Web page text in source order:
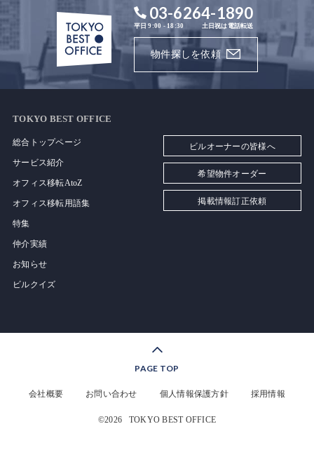
03-6264-1890
平日 9:00 - 18:30 土日祝は電話転送
物件探しを依頼
TOKYO BEST OFFICE
総合トップページ
サービス紹介
オフィス移転AtoZ
オフィス移転用語集
特集
仲介実績
お知らせ
ビルクイズ
ビルオーナーの皆様へ
希望物件オーダー
掲載情報訂正依頼
PAGE TOP
会社概要 お問い合わせ 個人情報保護方針 採用情報
©2026 TOKYO BEST OFFICE